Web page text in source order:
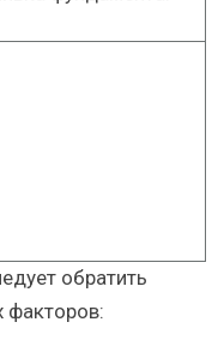
обратить
факторов: